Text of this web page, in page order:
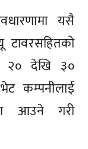
यसै
टावरसहितको
२० देखि ३०
कम्पनीलाई
आउने गरी